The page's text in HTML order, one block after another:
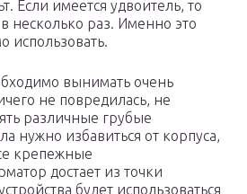
Если имеется удвоитель, то
несколько раз. Именно это
использовать.
вынимать очень
не повредилась, не
различные грубые
нужно избавиться от корпуса,
крепежные
достает из точки
будет использоваться